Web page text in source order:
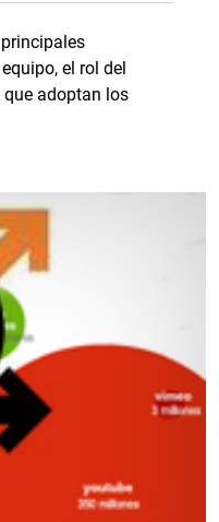
el rol del
adoptan los